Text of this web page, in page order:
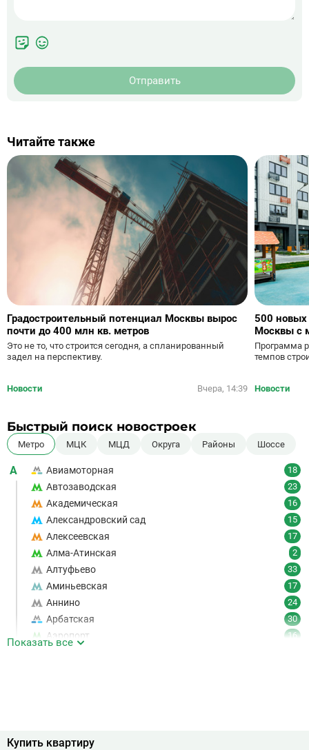
Отправить
Читайте также
Градостроительный потенциал Москвы вырос
почти до 400 млн кв. метров
Это не то, что строится сегодня, а спланированный
задел на перспективу.
Новости Вчера, 14:39
500 новых
Москвы с
Программа
темпов
Новости
Быстрый поиск новостроек
Метро МЦК МЦД Округа Районы Шоссе
А Авиамоторная 18
Автозаводская 23
Академическая 16
Александровский сад 15
Алексеевская 17
Алма-Атинская 2
Алтуфьево 33
Аминьевская 17
Аннино 24
Арбатская 30
Аэропорт 16
Беговая
Показать все
Купить квартиру